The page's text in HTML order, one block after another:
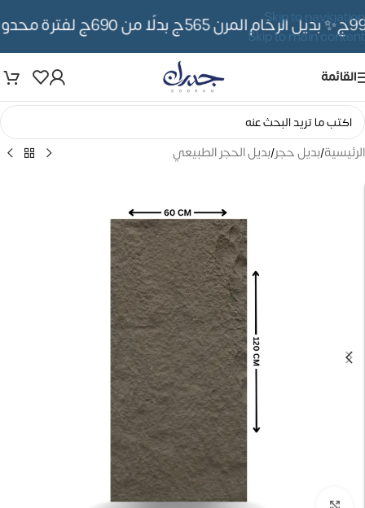
Skip to navigation
Skip to main content
✨ بديل الرخام المرن 565ج بدلًا من 690ج لفترة محدوده
القائمة
الرئيسية/بديل حجر/بديل الحجر الطبيعي